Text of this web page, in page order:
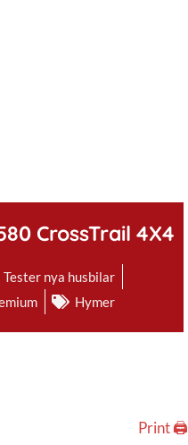
CrossTrail 4X4
Tester nya husbilar
Hymer
Print 🖨